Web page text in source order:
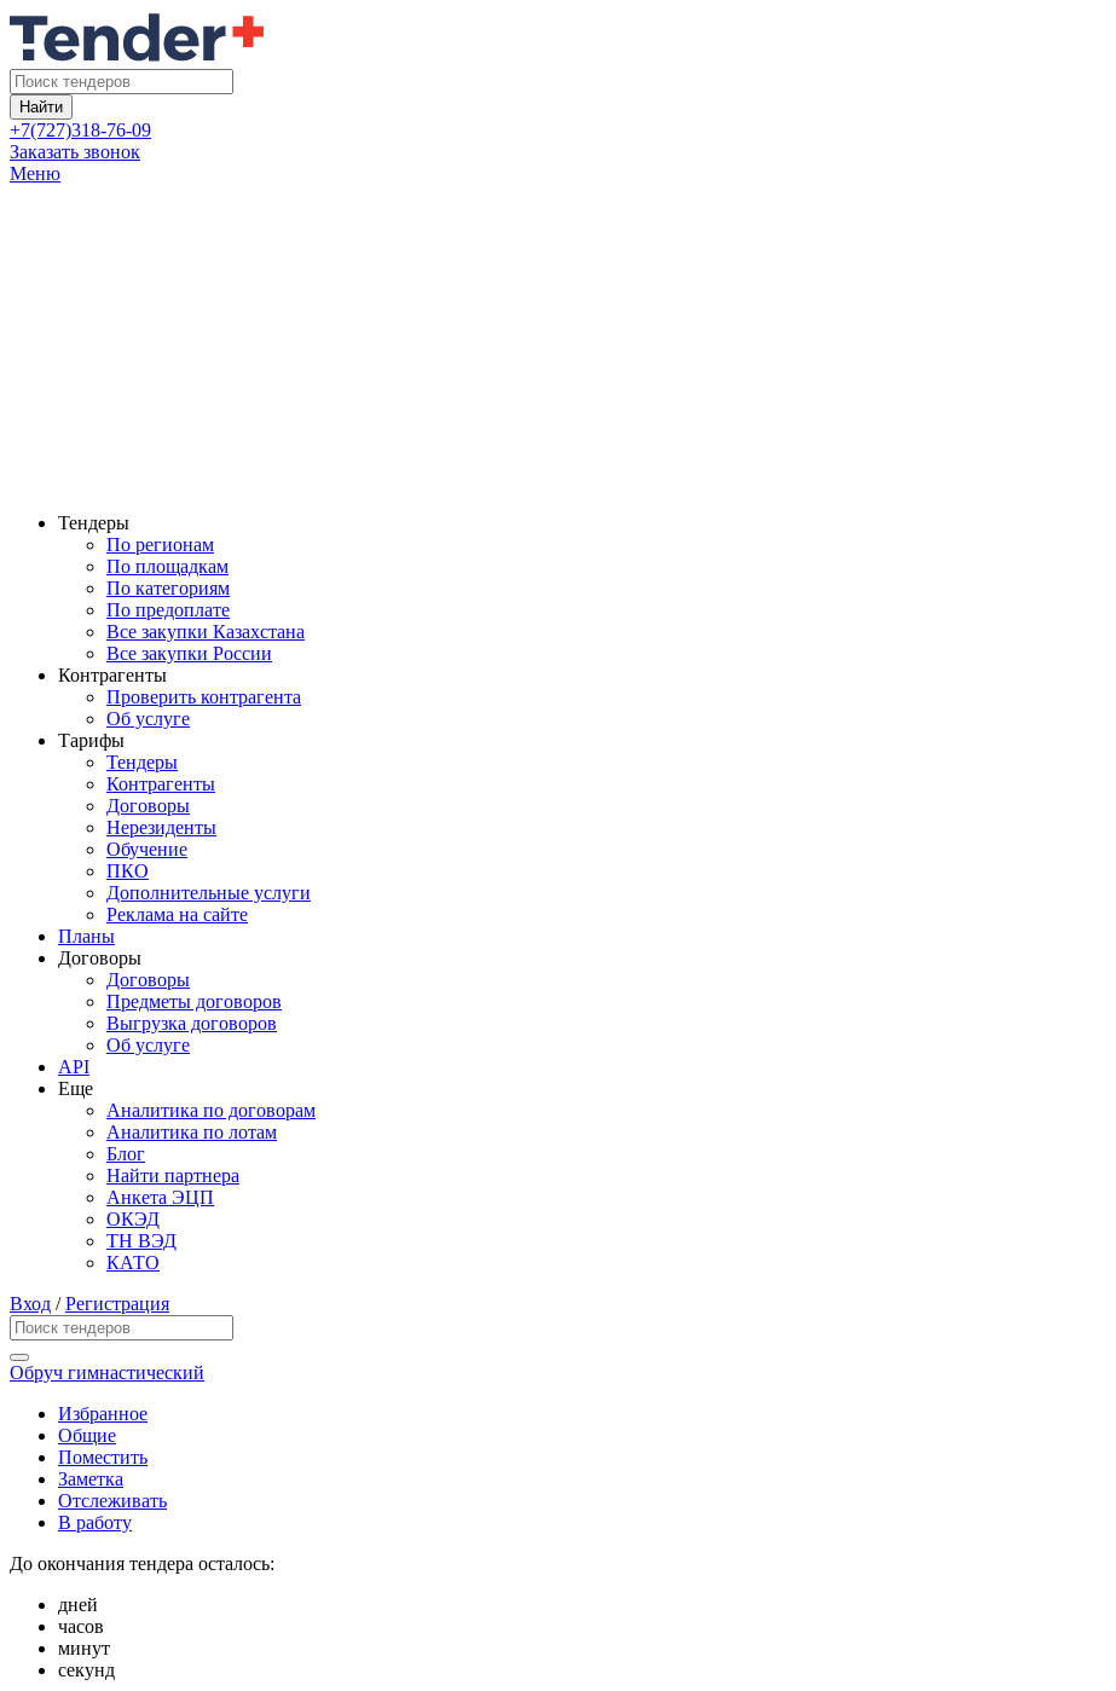
Найти
+7(727)318-76-09
Заказать звонок
Меню
Тендеры
По регионам
По площадкам
По категориям
По предоплате
Все закупки Казахстана
Все закупки России
Контрагенты
Проверить контрагента
Об услуге
Тарифы
Тендеры
Контрагенты
Договоры
Нерезиденты
Обучение
ПКО
Дополнительные услуги
Реклама на сайте
Планы
Договоры
Договоры
Предметы договоров
Выгрузка договоров
Об услуге
API
Еще
Аналитика по договорам
Аналитика по лотам
Блог
Найти партнера
Анкета ЭЦП
ОКЭД
ТН ВЭД
КАТО
Вход /Регистрация
Обруч гимнастический
Избранное
Общие
Поместить
Заметка
Отслеживать
В работу
До окончания тендера осталось:
дней
часов
минут
секунд